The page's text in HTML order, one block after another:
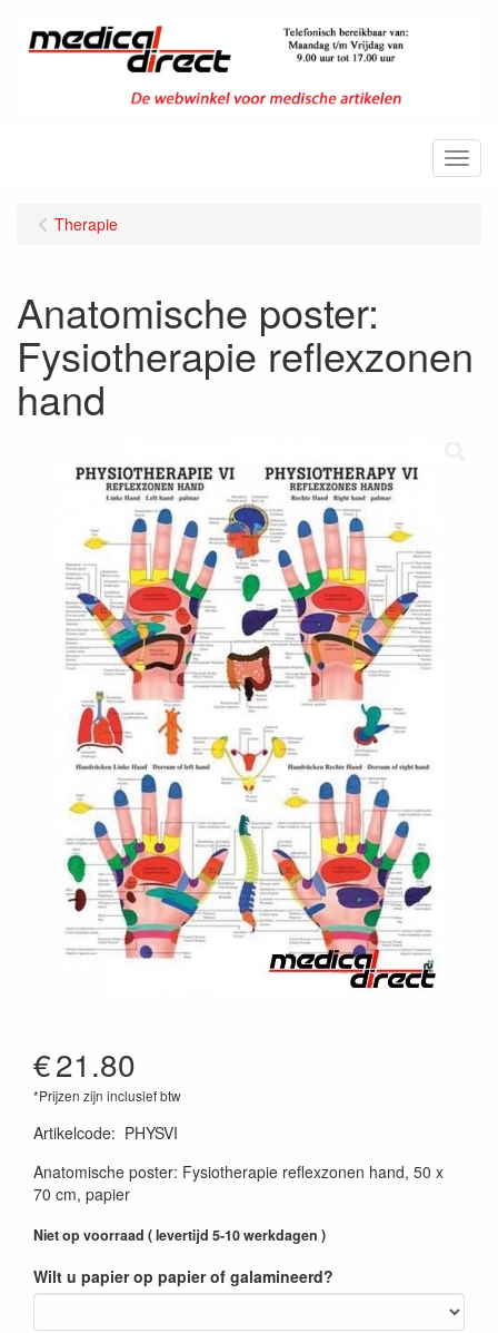
Menu
Therapie
Anatomische poster:
Fysiotherapie reflexzonen
hand
€21.80
*Prijzen zijn inclusief btw
Artikelcode: PHYSVI
Anatomische poster: Fysiotherapie reflexzonen hand, 50 x
70 cm, papier
Niet op voorraad ( levertijd 5-10 werkdagen )
Wilt u papier op papier of galamineerd?